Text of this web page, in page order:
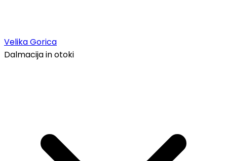
Velika Gorica
Dalmacija in otoki